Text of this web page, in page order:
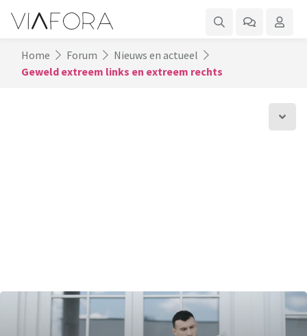
Home Forum
Nieuws en actueel
Geweld extreem links en extreem rechts